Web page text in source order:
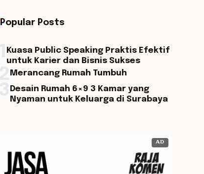
Popular Posts
Kuasa Public Speaking Praktis Efektif
untuk Karier dan Bisnis Sukses
Merancang Rumah Tumbuh
Desain Rumah 6×9 3 Kamar yang
Nyaman untuk Keluarga di Surabaya
AD